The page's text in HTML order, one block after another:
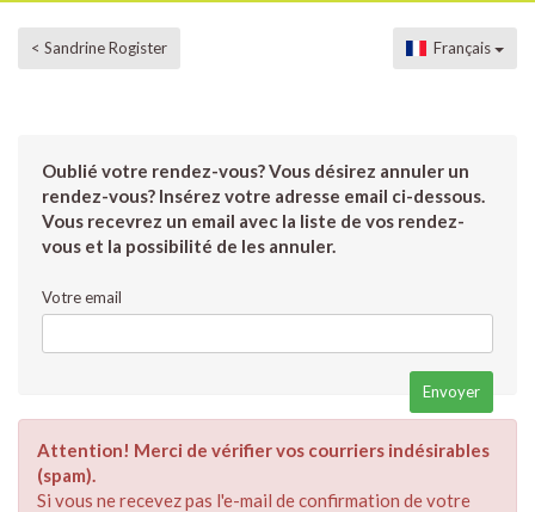
< Sandrine Rogister Français
Oublié votre rendez-vous? Vous désirez annuler un
rendez-vous? Insérez votre adresse email ci-dessous.
Vous recevrez un email avec la liste de vos rendez-
vous et la possibilité de les annuler.
Votre email
Attention! Merci de vérifier vos courriers indésirables
(spam).
Si vous ne recevez pas l'e-mail de confirmation de votre